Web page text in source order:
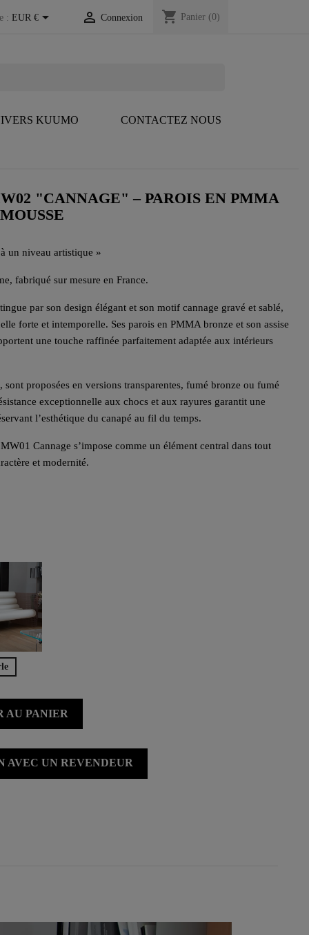
: EUR €  Connexion shopping_cart Panier (0)
KUUMO CONTACTEZ NOUS
"CANNAGE" – PAROIS EN PMMA
un niveau artistique »
fabriqué sur mesure en France.
par son design élégant et son motif cannage gravé et sablé,
forte et intemporelle. Ses parois en PMMA bronze et son assise
une touche raffinée parfaitement adaptée aux intérieurs
sont proposées en versions transparentes, fumé bronze ou fumé
exceptionnelle aux chocs et aux rayures garantit une
l’esthétique du canapé au fil du temps.
Cannage s’impose comme un élément central dans tout
et modernité.
AU PANIER
AVEC UN REVENDEUR